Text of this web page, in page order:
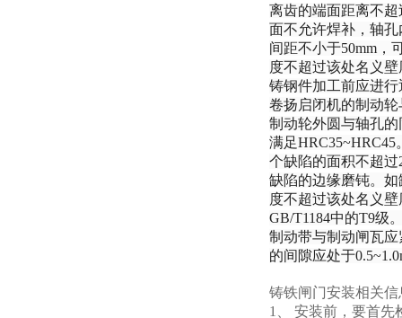
离齿的端面距离不
面不允许焊补，轴
间距不小于50mm，
度不超过该处名义
铸钢件加工前应进
卷扬启闭机的制动轮
制动轮外圆与轴孔的
满足
个缺陷的面积不超
缺陷的边缘磨钝。
度不超过该处名义
GB/T1184中的T9级
制动带与制动闸瓦
的间隙应处于
铸铁闸门安装相关信
1、 安装前，要首先